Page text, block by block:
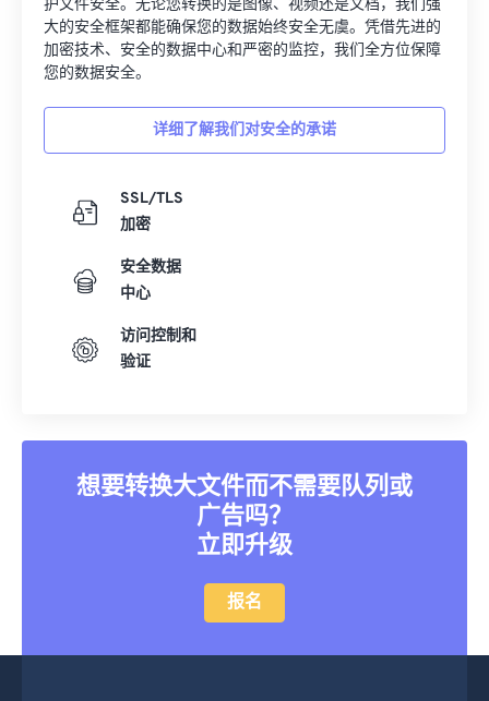
护文件安全。无论您转换的是图像、视频还是文档，我们强
大的安全框架都能确保您的数据始终安全无虞。凭借先进的
加密技术、安全的数据中心和严密的监控，我们全方位保障
您的数据安全。
详细了解我们对安全的承诺
SSL/TLS
加密
安全数据
中心
访问控制和
验证
想要转换大文件而不需要队列或
广告吗？
立即升级
报名